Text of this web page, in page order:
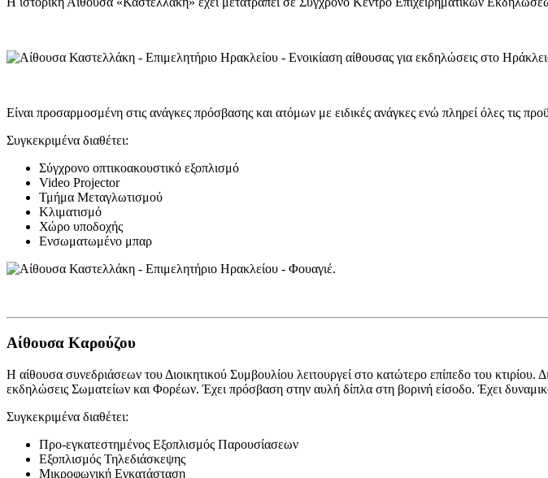
Είναι προσαρμοσμένη στις ανάγκες πρόσβασης και ατόμων με ειδικές ανάγκες ενώ πληρεί όλες τις
Συγκεκριμένα διαθέτει:
Σύγχρονο οπτικοακουστικό εξοπλισμό
Video Projector
Τμήμα Μεταγλωτισμού
Κλιματισμό
Χώρο υποδοχής
Ενσωματωμένο μπαρ
Αίθουσα Καρούζου
Η αίθουσα συνεδριάσεων του Διοικητικού Συμβουλίου λειτουργεί στο κατώτερο επίπεδο του κτιρίου.
εκδηλώσεις Σωματείων και Φορέων. Έχει πρόσβαση στην αυλή δίπλα στη βορινή είσοδο. Έχει
Συγκεκριμένα διαθέτει:
Προ-εγκατεστημένος Εξοπλισμός Παρουσίασεων
Εξοπλισμός Τηλεδιάσκεψης
Μικροφωνική Εγκατάσταση